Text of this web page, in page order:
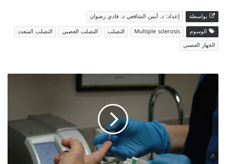
بواسطة
إعداد: د. أيمن الشافعي د. فادي رضوان
الوسوم
Multiple sclerosis التصلب التصلب العصبي
التصلب المتعدد
الجهاز العصبي
الوقاية
السكر